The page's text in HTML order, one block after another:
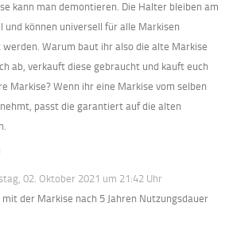
kann man demontieren. Die Halter bleiben am
und können universell für alle Markisen
Warum baut ihr also die alte Markise
ab, verkauft diese gebraucht und kauft euch
Markise? Wenn ihr eine Markise vom selben
passt die garantiert auf die alten
02. Oktober 2021 um 21:42 Uhr
der Markise nach 5 Jahren Nutzungsdauer